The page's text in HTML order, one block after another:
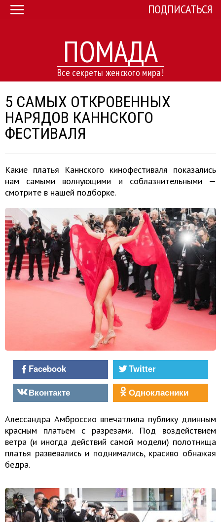
ПОМАДА
Все секреты женского мира!
ПОДПИСАТЬСЯ
5 САМЫХ ОТКРОВЕННЫХ
НАРЯДОВ КАННСКОГО
ФЕСТИВАЛЯ
Какие платья Каннского кинофестиваля показались
нам самыми волнующими и соблазнительными —
смотрите в нашей подборке.
Facebook
Twitter
Вконтакте
Однокласники
Алессандра Амброссио впечатлила публику длинным
красным платьем с разрезами. Под воздействием
ветра (и иногда действий самой модели) полотнища
платья развевались и поднимались, красиво обнажая
бедра.